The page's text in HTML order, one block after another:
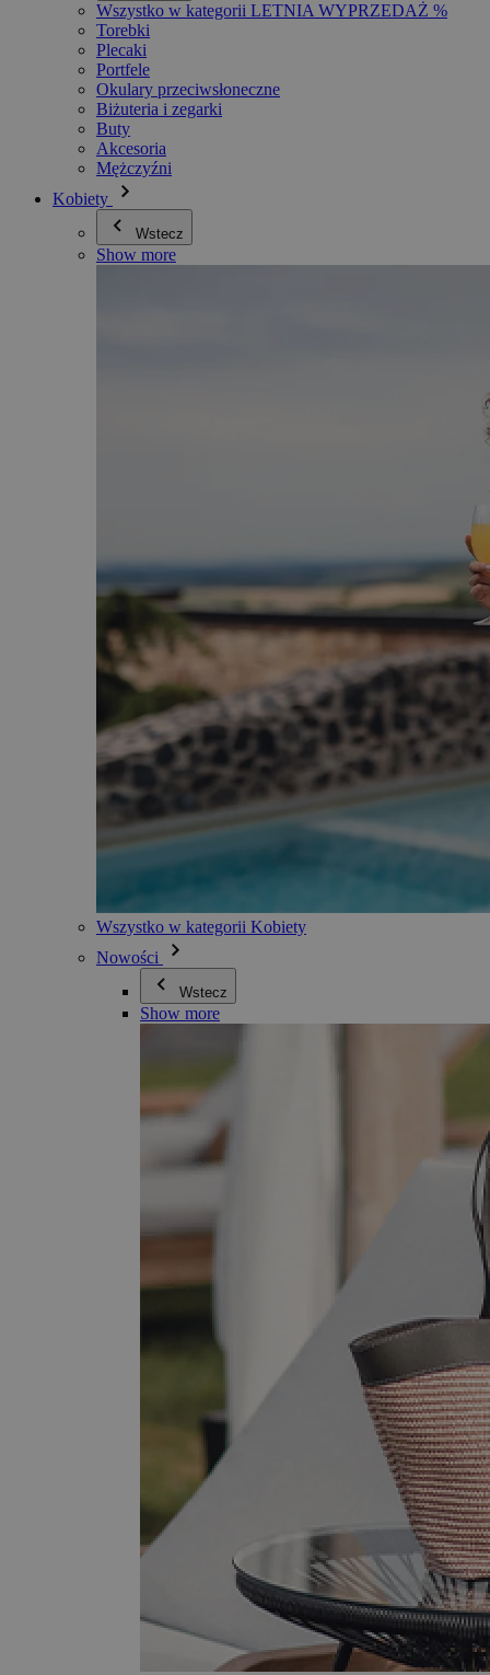
Wszystko w kategorii LETNIA WYPRZEDAŻ %
Torebki
Plecaki
Portfele
Okulary przeciwsłoneczne
Biżuteria i zegarki
Buty
Akcesoria
Mężczyźni
Kobiety
Wstecz
Show more
Wszystko w kategorii Kobiety
Nowości
Wstecz
Show more